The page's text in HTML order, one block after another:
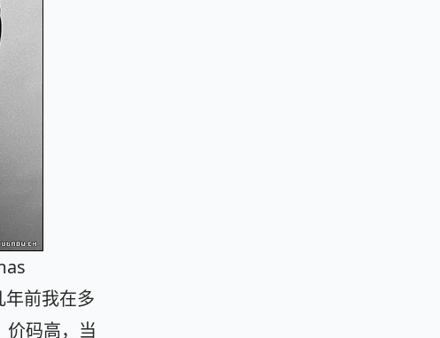
前我在多
价码高，当